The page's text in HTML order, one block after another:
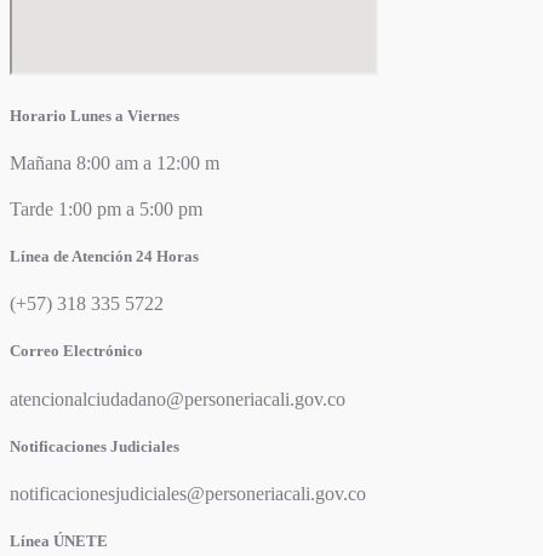
Horario Lunes a Viernes
Mañana 8:00 am a 12:00 m
Tarde 1:00 pm a 5:00 pm
Línea de Atención 24 Horas
(+57) 318 335 5722
Correo Electrónico
atencionalciudadano@personeriacali.gov.co
Notificaciones Judiciales
notificacionesjudiciales@personeriacali.gov.co
Línea ÚNETE